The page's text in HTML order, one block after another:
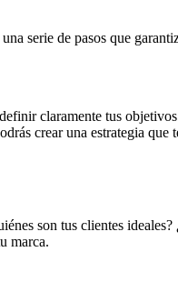
serie de pasos que
claramente tus
crear una estrategia que
son tus clientes
marca.